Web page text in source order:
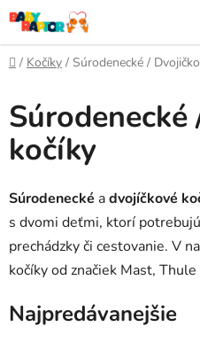
Prejsť
na
obsah
Domov
/ Kočíky / Súrodenecké /
kočíky
Súrodenecké advojíčkové
s dvomi deťmi, ktorí
prechádzky či cestovanie. V
kočíky od značiek Mast, Thule
Najpredávanejšie